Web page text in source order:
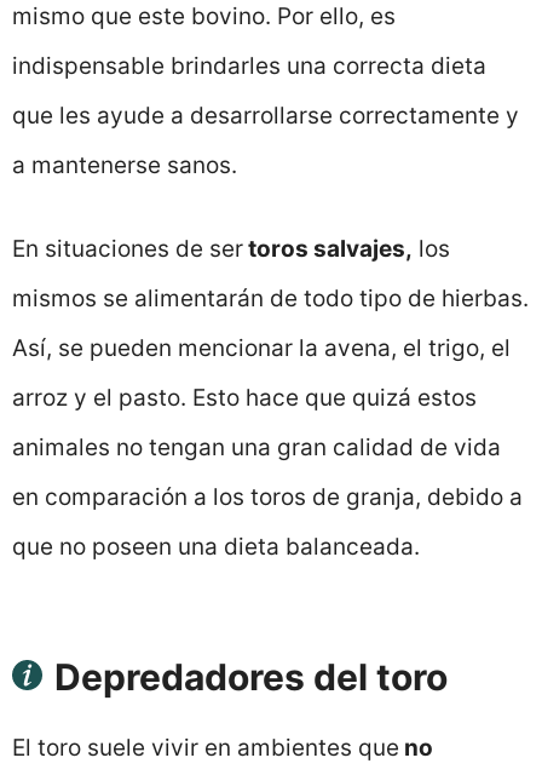
mismo que este bovino. Por ello, es
indispensable brindarles una correcta dieta
que les ayude a desarrollarse correctamente y
a mantenerse sanos.
En situaciones de sertoros salvajes, los
mismos se alimentarán de todo tipo de hierbas.
Así, se pueden mencionar la avena, el trigo, el
arroz y el pasto. Esto hace que quizá estos
animales no tengan una gran calidad de vida
en comparación a los toros de granja, debido a
que no poseen una dieta balanceada.
Depredadores del toro
El toro suele vivir en ambientes que no